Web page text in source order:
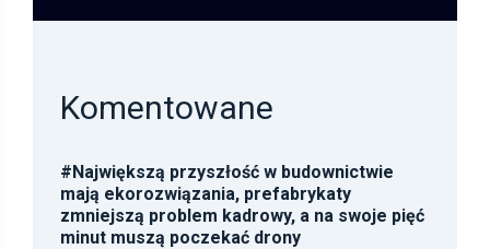
Komentowane
#Największą przyszłość w budownictwie
mają ekorozwiązania, prefabrykaty
zmniejszą problem kadrowy, a na swoje pięć
minut muszą poczekać drony